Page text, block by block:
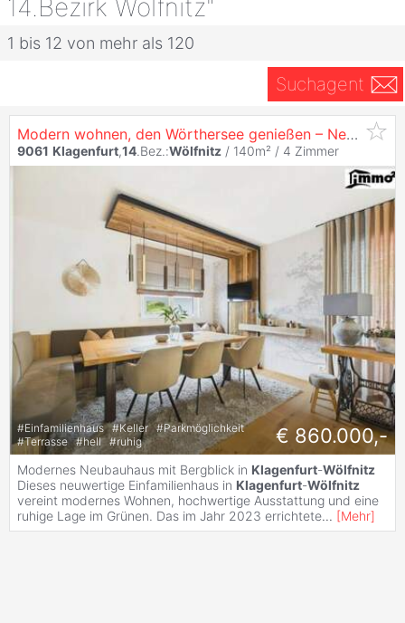
14.Bezirk Wölfnitz"
1 bis 12 von mehr als 120
Suchagent
Modern wohnen, den Wörthersee genießen – Neubauhaus in begehrter Lage von
9061 Klagenfurt,14.Bez.:Wölfnitz / 140m² / 4 Zimmer
#Einfamilienhaus #Keller #Parkmöglichkeit
#Terrasse #hell #ruhig € 860.000,-
Modernes Neubauhaus mit Bergblick in Klagenfurt-Wölfnitz
Dieses neuwertige Einfamilienhaus in Klagenfurt-Wölfnitz
vereint modernes Wohnen, hochwertige Ausstattung und eine
ruhige Lage im Grünen. Das im Jahr 2023 errichtete... [Mehr]